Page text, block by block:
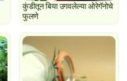
कुंडीतून बिया उगवलेल्या ओरेगॅनोचे
फुलणे